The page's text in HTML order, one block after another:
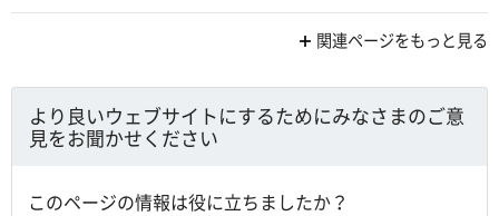
関連ページをもっと見る
より良いウェブサイトにするためにみなさまのご意
見をお聞かせください
このページの情報は役に立ちましたか？